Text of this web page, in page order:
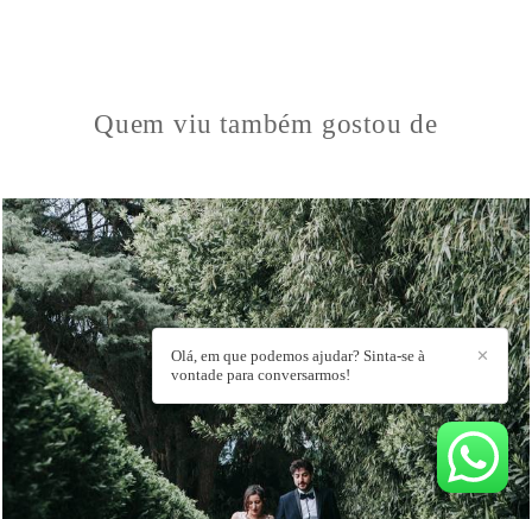
Quem viu também gostou de
1
✕
Olá, em que podemos ajudar? Sinta-se à
vontade para conversarmos!